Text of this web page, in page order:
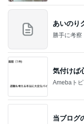
あいのり
勝手に考察
気付けば
Amebaト
当ブログ